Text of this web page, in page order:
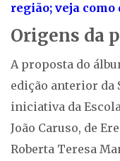
região; veja
Origens da
A proposta do
edição anterior da
iniciativa da
João Caruso, de
Roberta Teresa